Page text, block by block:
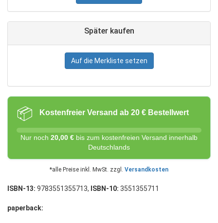
Später kaufen
Auf die Merkliste setzen
📦 Kostenfreier Versand ab 20 € Bestellwert
Nur noch 20,00 € bis zum kostenfreien Versand innerhalb
Deutschlands
*alle Preise inkl. MwSt. zzgl. Versandkosten
ISBN-13: 9783551355713, ISBN-10: 3551355711
paperback: